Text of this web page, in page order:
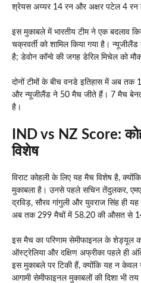
श्रेयस अय्यर 14 रन और अक्षर पटेल 4 रन
इस मुकाबले में भारतीय टीम ने एक बदलाव
चक्रवर्ती को शामिल किया गया है।
है; डेवोन कॉन्वे की जगह डेरिल मिचेल को
दोनों टीमों के बीच वनडे इतिहास में अब
और न्यूजीलैंड ने 50 मैच जीते हैं। 7 मैच
है।
IND vs NZ Score:
विशेष
विराट कोहली के लिए यह मैच विशेष है,
मुकाबला है। उनसे पहले सचिन तेंदुलकर,
द्रविड़, सौरव गांगुली और युवराज सिंह ही
अब तक 299 मैचों में 58.20 की औसत से
इस मैच का परिणाम सेमीफाइनल के शेड्यूल को
ऑस्ट्रेलिया और दक्षिण अफ्रीका पहले ही
इस मुकाबले पर टिकी हैं, क्योंकि यह न केवल
आगामी सेमीफाइनल मुकाबलों की दिशा भी तय